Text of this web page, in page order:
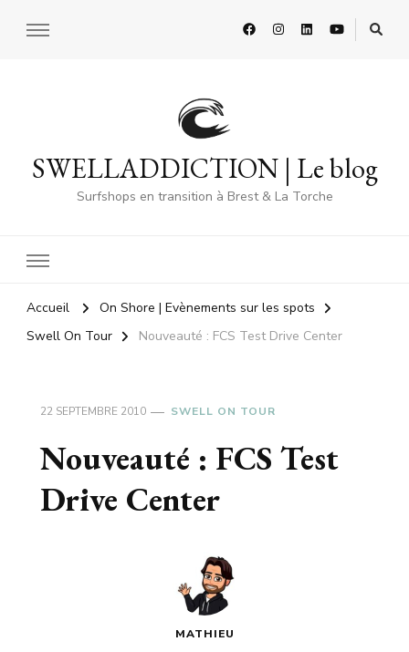
SWELLADDICTION | Le blog
Surfshops en transition à Brest & La Torche
Accueil
On Shore | Evènements sur les spots
Swell On Tour
Nouveauté : FCS Test Drive Center
22 SEPTEMBRE 2010 SWELL ON TOUR
Nouveauté : FCS Test
Drive Center
MATHIEU